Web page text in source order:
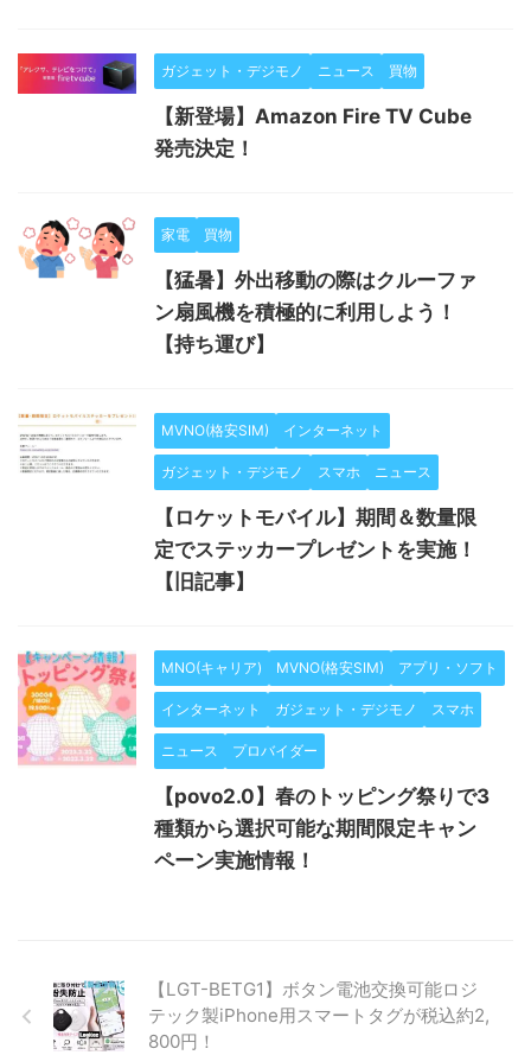
ガジェット・デジモノ ニュース 買物
【新登場】Amazon Fire TV Cube
発売決定！
家電 買物
【猛暑】外出移動の際はクルーファ
ン扇風機を積極的に利用しよう！
【持ち運び】
MVNO(格安SIM) インターネット
ガジェット・デジモノ スマホ ニュース
【ロケットモバイル】期間＆数量限
定でステッカープレゼントを実施！
【旧記事】
MNO(キャリア) MVNO(格安SIM) アプリ・ソフト
インターネット ガジェット・デジモノ スマホ
ニュース プロバイダー
【povo2.0】春のトッピング祭りで3
種類から選択可能な期間限定キャン
ペーン実施情報！
【LGT-BETG1】ボタン電池交換可能ロジ
テック製iPhone用スマートタグが税込約2,
800円！